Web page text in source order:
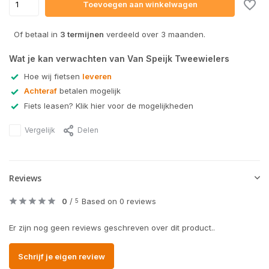
Toevoegen aan winkelwagen
Of betaal in 3 termijnen verdeeld over 3 maanden.
Wat je kan verwachten van Van Speijk Tweewielers
Hoe wij fietsen leveren
Achteraf betalen mogelijk
Fiets leasen? Klik hier voor de mogelijkheden
Vergelijk Delen
Reviews
0 / 5 Based on 0 reviews
Er zijn nog geen reviews geschreven over dit product..
Schrijf je eigen review